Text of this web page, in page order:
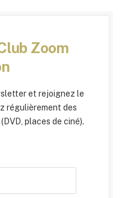
Zoom
et rejoignez le
régulièrement des
places de ciné).